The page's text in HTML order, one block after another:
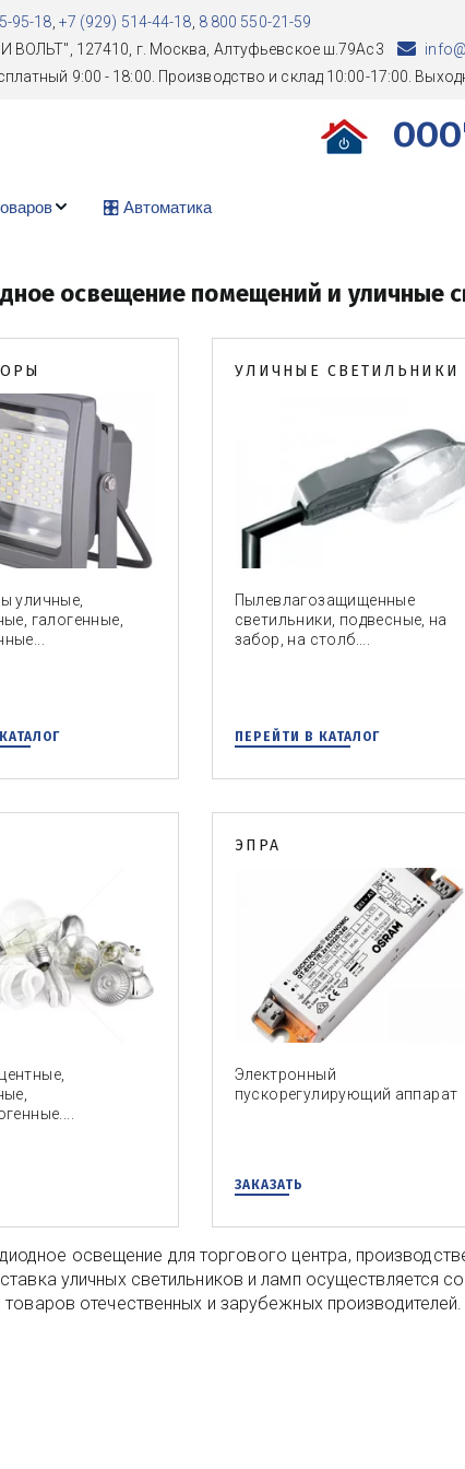
95-18 +7 (929) 514-44-18 8 800 550-21-59
ВОЛЬТ" 127410, г. Москва Алтуфьевское ш.79Ас3
9:00 - 18:00. Производство и склад 10:00-17:00.
🎛️ Автоматика
освещение помещений и уличные
уличные,
галогенные,
УЛИЧНЫЕ СВЕТИЛЬНИКИ
Пылевлагозащищенные
светильники, подвесные, на
забор, на столб....
ПЕРЕЙТИ В КАТАЛОГ
ЭПРА
Электронный
пускорегулирующий аппарат
ЗАКАЗАТЬ
освещение для торгового центра,
уличных светильников и ламп осуществляется
отечественных и зарубежных производителей.